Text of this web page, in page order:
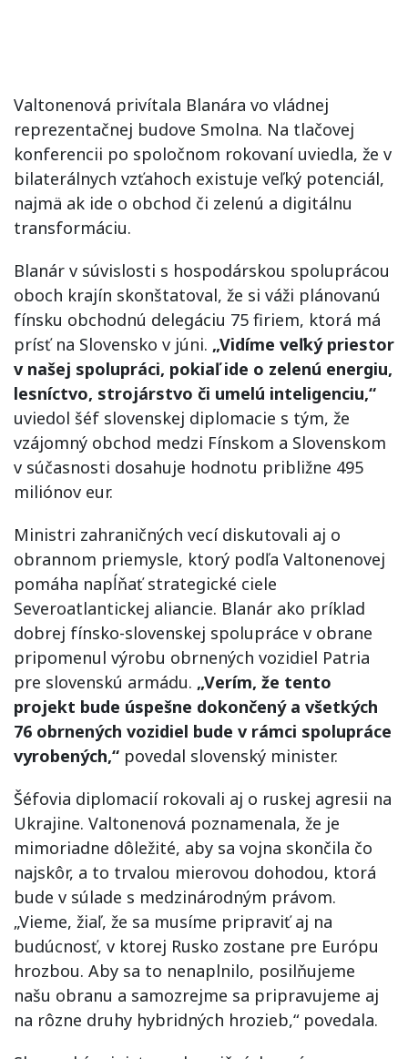
Valtonenová privítala Blanára vo vládnej
reprezentačnej budove Smolna. Na tlačovej
konferencii po spoločnom rokovaní uviedla, že v
bilaterálnych vzťahoch existuje veľký potenciál,
najmä ak ide o obchod či zelenú a digitálnu
transformáciu.
Blanár v súvislosti s hospodárskou spoluprácou
oboch krajín skonštatoval, že si váži plánovanú
fínsku obchodnú delegáciu 75 firiem, ktorá má
prísť na Slovensko v júni. „Vidíme veľký priestor
v našej spolupráci, pokiaľ ide o zelenú energiu,
lesníctvo, strojárstvo či umelú inteligenciu,“
uviedol šéf slovenskej diplomacie s tým, že
vzájomný obchod medzi Fínskom a Slovenskom
v súčasnosti dosahuje hodnotu približne 495
miliónov eur.
Ministri zahraničných vecí diskutovali aj o
obrannom priemysle, ktorý podľa Valtonenovej
pomáha napĺňať strategické ciele
Severoatlantickej aliancie. Blanár ako príklad
dobrej fínsko-slovenskej spolupráce v obrane
pripomenul výrobu obrnených vozidiel Patria
pre slovenskú armádu. „Verím, že tento
projekt bude úspešne dokončený a všetkých
76 obrnených vozidiel bude v rámci spolupráce
vyrobených,“ povedal slovenský minister.
Šéfovia diplomacií rokovali aj o ruskej agresii na
Ukrajine. Valtonenová poznamenala, že je
mimoriadne dôležité, aby sa vojna skončila čo
najskôr, a to trvalou mierovou dohodou, ktorá
bude v súlade s medzinárodným právom.
„Vieme, žiaľ, že sa musíme pripraviť aj na
budúcnosť, v ktorej Rusko zostane pre Európu
hrozbou. Aby sa to nenaplnilo, posilňujeme
našu obranu a samozrejme sa pripravujeme aj
na rôzne druhy hybridných hrozieb,“ povedala.